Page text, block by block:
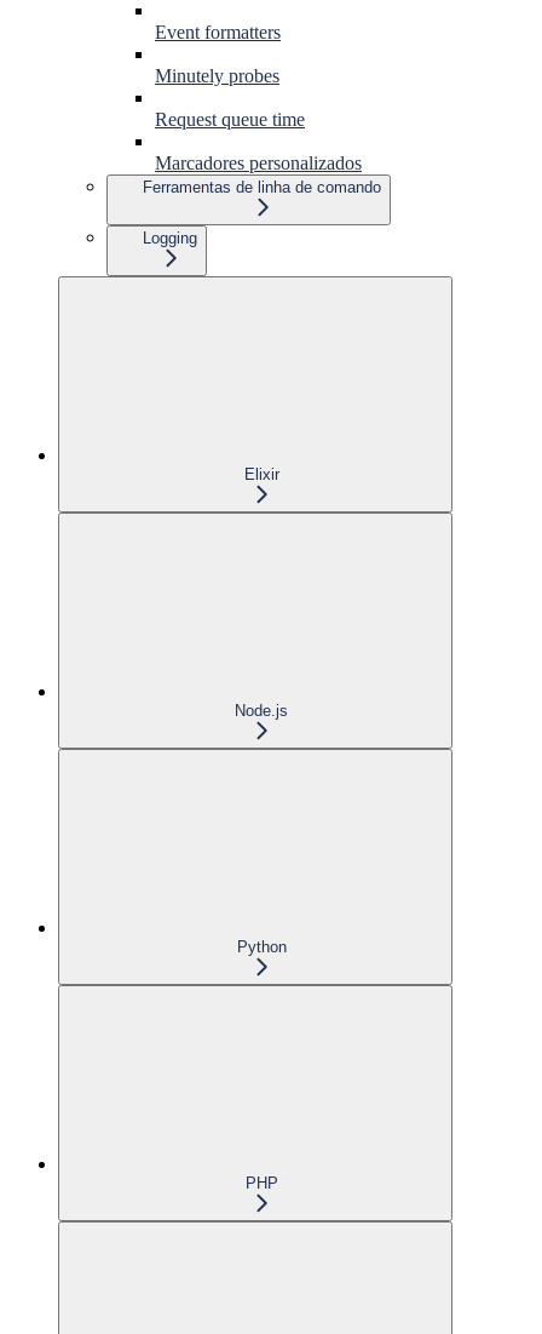
Event formatters
Minutely probes
Request queue time
Marcadores personalizados
Ferramentas de linha de comando
Logging
Elixir
Node.js
Python
PHP